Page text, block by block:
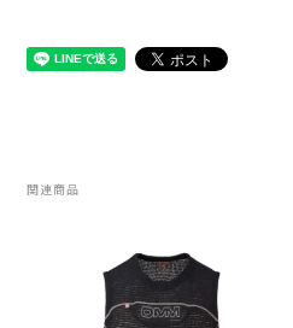
R×L(アールエル)
関連商品